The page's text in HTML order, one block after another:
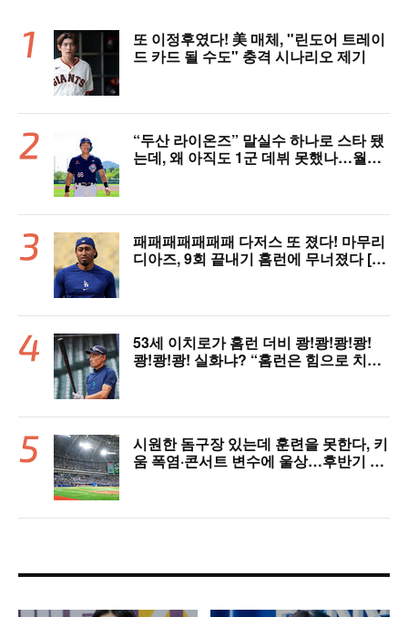
또 이정후였다! 美 매체, "린도어 트레이
드 카드 될 수도" 충격 시나리오 제기
“두산 라이온즈” 말실수 하나로 스타 됐
는데, 왜 아직도 1군 데뷔 못했나…월간
패패패패패패패 다저스 또 졌다! 마무리
디아즈, 9회 끝내기 홈런에 무너졌다 [L
53세 이치로가 홈런 더비 쾅!쾅!쾅!쾅!
쾅!쾅!쾅! 실화냐? “홈런은 힘으로 치는
시원한 돔구장 있는데 훈련을 못한다, 키
움 폭염·콘서트 변수에 울상…후반기 상